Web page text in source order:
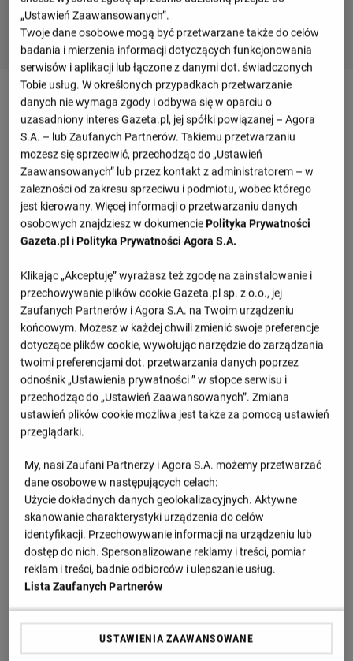
Szczegóły meczu VakıfBank SK - Scandicci
Przegląd
1.set -12 : 25
2.set -19 : 25
3.set -21 : 25
Informacje o meczu
Liga Mistrzyń, faza finałowa
Sobota 03.05.2025, godzina 16:00
Wiadomości
gwiazda wypadła z ME
Wielka impreza siatkarska wraca do Polski!
Czekaliśmy na to osiem lat
„Ustawień Zaawansowanych”.
Twoje dane osobowe mogą być przetwarzane także do celów
badania i mierzenia informacji dotyczących funkcjonowania
serwisów i aplikacji lub łączone z danymi dot. świadczonych
Tobie usług. W określonych przypadkach przetwarzanie
danych nie wymaga zgody i odbywa się w oparciu o
uzasadniony interes Gazeta.pl, jej spółki powiązanej – Agora
S.A. – lub Zaufanych Partnerów. Takiemu przetwarzaniu
możesz się sprzeciwić, przechodząc do „Ustawień
Zaawansowanych” lub przez kontakt z administratorem – w
zależności od zakresu sprzeciwu i podmiotu, wobec którego
jest kierowany. Więcej informacji o przetwarzaniu danych
osobowych znajdziesz w dokumenciePolityka Prywatności
Gazeta.pl iPolityka Prywatności Agora S.A.
Klikając „Akceptuję” wyrażasz też zgodę na zainstalowanie i
przechowywanie plików cookie Gazeta.pl sp. z o.o., jej
Zaufanych Partnerów i Agora S.A. na Twoim urządzeniu
końcowym. Możesz w każdej chwili zmienić swoje preferencje
dotyczące plików cookie, wywołując narzędzie do zarządzania
twoimi preferencjami dot. przetwarzania danych poprzez
odnośnik „Ustawienia prywatności ” w stopce serwisu i
przechodząc do „Ustawień Zaawansowanych”. Zmiana
ustawień plików cookie możliwa jest także za pomocą ustawień
przeglądarki.
My, nasi Zaufani Partnerzy i Agora S.A. możemy przetwarzać
dane osobowe w następujących celach:
Użycie dokładnych danych geolokalizacyjnych. Aktywne
skanowanie charakterystyki urządzenia do celów
identyfikacji. Przechowywanie informacji na urządzeniu lub
dostęp do nich. Spersonalizowane reklamy i treści, pomiar
reklam i treści, badnie odbiorców i ulepszanie usług.
Lista Zaufanych Partnerów
USTAWIENIA ZAAWANSOWANE